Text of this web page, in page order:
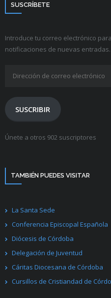
SUSCRÍBETE
Introduce tu correo electrónico
notificaciones de nuevas entradas.
electrónico
SUSCRIBIR
Únete a otros 902 suscriptores
TAMBIÉN PUEDES VISITAR
La Santa Sede
Conferencia Episcopal Española
Diócesis de Córdoba
Delegación de Juventud
Cáritas Diocesana de Córdoba
Cursillos de Cristiandad de